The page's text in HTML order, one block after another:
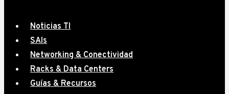
Noticias TI
SAIs
Networking & Conectividad
Racks & Data Centers
Guías & Recursos